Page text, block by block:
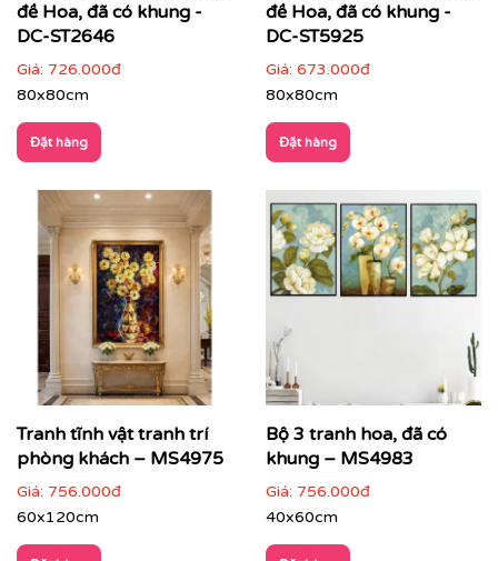
Với công nghệ in hiện đại, chúng tôi đảm bảo tái tạo lại
từng chi tiết nhỏ nhất của bức tranh, mang đến cho
bạn một sản phẩm hoàn hảo.
Printek còn hỗ trợ tư vấn miễn phí để giúp bạn chọn
được bức tranh phù hợp nhất với không gian và sở
thích của mình. Đặc biệt, chúng tôi còn cung cấp dịch
vụ vận chuyển trên toàn quốc, giúp bạn tiết kiệm thời
gian và công sức.
đề Hoa, đã có khung -
DC-ST2646
Giá: 726.000đ
80x80cm
Đặt hàng
đề Hoa, đã có khung -
DC-ST5925
Giá: 673.000đ
80x80cm
Đặt hàng
Tranh tĩnh vật tranh trí
phòng khách – MS4975
Giá: 756.000đ
60x120cm
Bộ 3 tranh hoa, đã có
khung – MS4983
Giá: 756.000đ
40x60cm